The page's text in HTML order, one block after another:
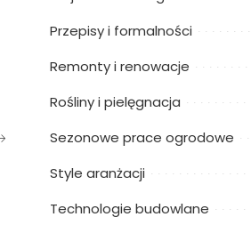
Przepisy i formalności
Remonty i renowacje
Rośliny i pielęgnacja
Sezonowe prace ogrodowe
Style aranżacji
Technologie budowlane